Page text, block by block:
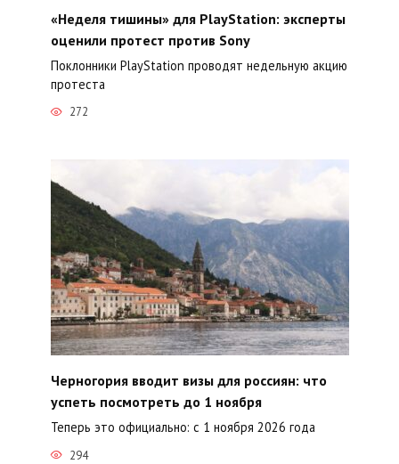
«Неделя тишины» для PlayStation: эксперты
оценили протест против Sony
Поклонники PlayStation проводят недельную акцию
протеста
272
Черногория вводит визы для россиян: что
успеть посмотреть до 1 ноября
Теперь это официально: с 1 ноября 2026 года
294